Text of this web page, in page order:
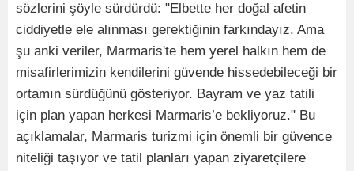
sözlerini şöyle sürdürdü: "Elbette her doğal afetin
ciddiyetle ele alınması gerektiğinin farkındayız. Ama
şu anki veriler, Marmaris'te hem yerel halkın hem de
misafirlerimizin kendilerini güvende hissedebileceği bir
ortamın sürdüğünü gösteriyor. Bayram ve yaz tatili
için plan yapan herkesi Marmaris’e bekliyoruz." Bu
açıklamalar, Marmaris turizmi için önemli bir güvence
niteliği taşıyor ve tatil planları yapan ziyaretçilere